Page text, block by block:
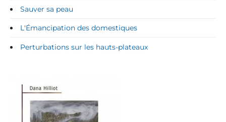
Sauver sa peau
L'Émancipation des domestiques
Perturbations sur les hauts-plateaux